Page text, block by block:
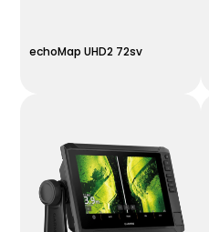
echoMap UHD2 72sv